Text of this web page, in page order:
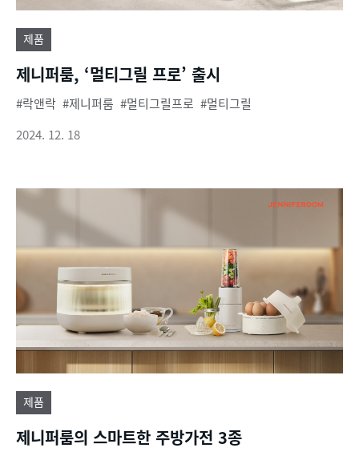
제품
제니퍼룸, ‘멀티그릴 프로’ 출시
락앤락 제니퍼룸 멀티그릴프로
멀티그릴
2024. 12. 18
제품
제니퍼룸의 스마트한 주방가전 3종